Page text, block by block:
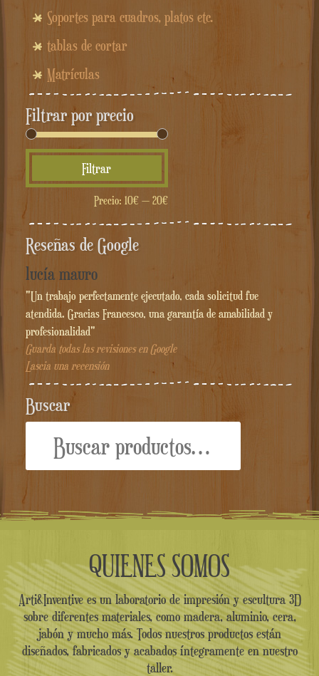
Soportes para cuadros, platos etc.
tablas de cortar
Matrículas
Filtrar por precio
mínimo
máximo
Filtrar
Precio: 10€— 20€
Reseñas de Google
lucía mauro
"Un trabajo perfectamente ejecutado, cada solicitud fue
atendida. Gracias Francesco, una garantía de amabilidad y
profesionalidad"
Guarda todas las revisiones en Google
Lascia una recensión
Buscar
QUIENES SOMOS
Arti&Inventive es un laboratorio de impresión y escultura 3D
sobre diferentes materiales, como madera, aluminio, cera,
jabón y mucho más. Todos nuestros productos están
diseñados, fabricados y acabados íntegramente en nuestro
taller.